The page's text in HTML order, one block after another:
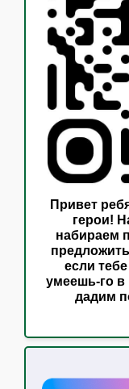
Привет
герои!
набираем
если
умеешь-го в
дадим